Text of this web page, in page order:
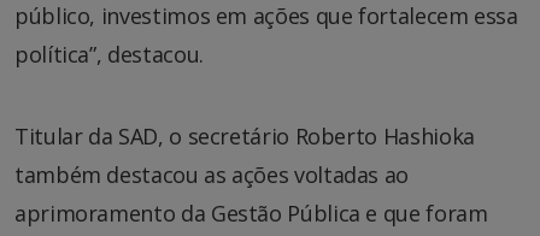
público, investimos em ações que fortalecem essa
política”, destacou.
Titular da SAD, o secretário Roberto Hashioka
também destacou as ações voltadas ao
aprimoramento da Gestão Pública e que foram